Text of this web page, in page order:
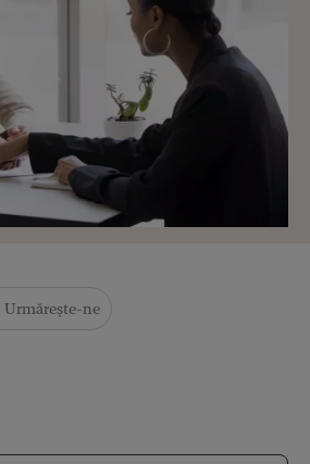
Urmărește-ne